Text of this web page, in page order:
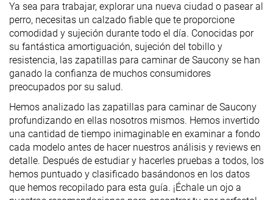
Ya sea para trabajar, explorar una nueva ciudad o pasear al
perro, necesitas un calzado fiable que te proporcione
comodidad y sujeción durante todo el día. Conocidas por
su fantástica amortiguación, sujeción del tobillo y
resistencia, las zapatillas para caminar de Saucony se han
ganado la confianza de muchos consumidores
preocupados por su salud.
Hemos analizado las zapatillas para caminar de Saucony
profundizando en ellas nosotros mismos. Hemos invertido
una cantidad de tiempo inimaginable en examinar a fondo
cada modelo antes de hacer nuestros análisis y reviews en
detalle. Después de estudiar y hacerles pruebas a todos, los
hemos puntuado y clasificado basándonos en los datos
que hemos recopilado para esta guía. ¡Échale un ojo a